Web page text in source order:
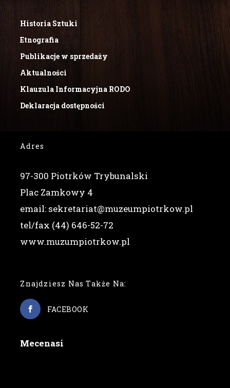
Historia Sztuki
Etnografia
Publikacje w sprzedaży
Aktualności
Klauzula Informacyjna RODO
Deklaracja dostępności
Adres
97-300 Piotrków Trybunalski
Plac Zamkowy 4
email: sekretariat@muzeumpiotrkow.pl
tel/fax (44) 646-52-72
www.muzumpiotrkow.pl
Znajdziesz Nas Także Na:
FACEBOOK
Mecenasi